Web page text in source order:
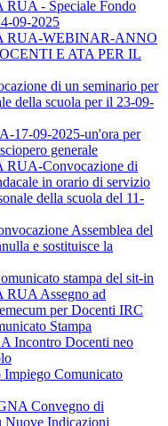
- Speciale Fondo
09-2025
RUA-WEBINAR-ANNO
E ATA PER IL
di un seminario per
della scuola per il 23-09-
17-09-2025-un'ora per
generale
Convocazione di
in orario di servizio
della scuola del 11-
Assemblea del
e sostituisce la
stampa del sit-in
Assegno ad
per Docenti IRC
Stampa
Incontro Docenti neo
Comunicato
Convegno di
Nuove Indicazioni